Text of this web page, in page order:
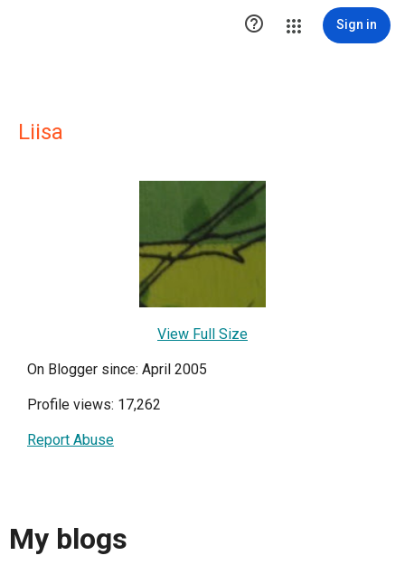
 Sign in
Liisa
View Full Size
On Blogger since: April 2005
Profile views: 17,262
Report Abuse
My blogs